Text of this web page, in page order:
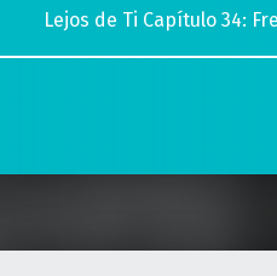
Lejos de Ti Capítulo 34: